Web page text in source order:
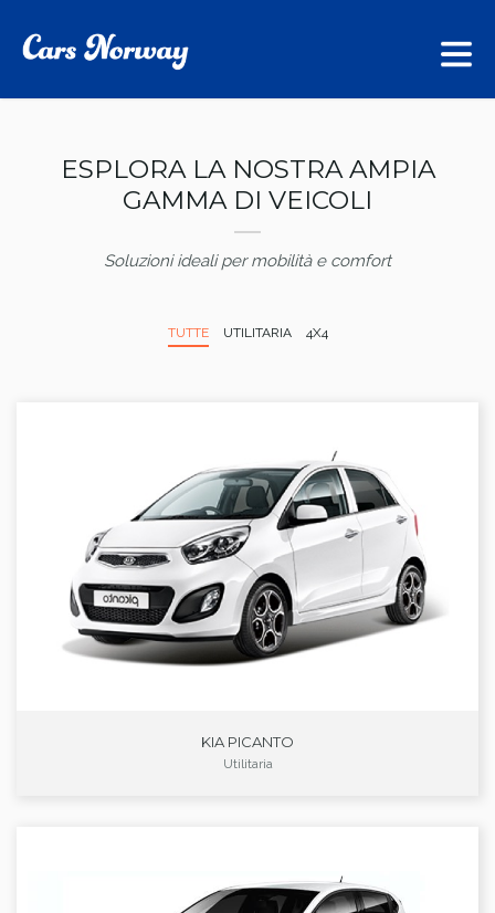
ESPLORA LA NOSTRA AMPIA
GAMMA DI VEICOLI
Soluzioni ideali per mobilità e comfort
TUTTE UTILITARIA 4X4
KIA PICANTO
Utilitaria